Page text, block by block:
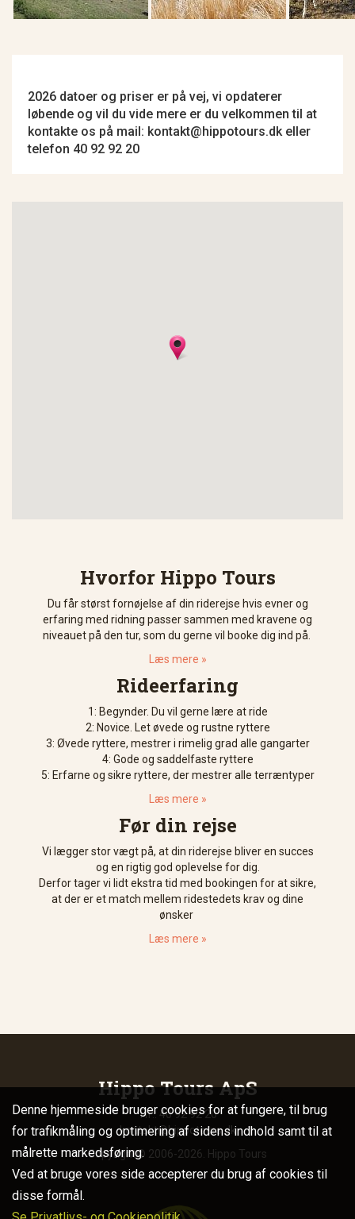
2026 datoer og priser er på vej, vi opdaterer
løbende og vil du vide mere er du velkommen til at
kontakte os på mail: kontakt@hippotours.dk eller
telefon 40 92 92 20
Hvorfor Hippo Tours
Du får størst fornøjelse af din riderejse hvis evner og
erfaring med ridning passer sammen med kravene og
niveauet på den tur, som du gerne vil booke dig ind på.
Læs mere »
Rideerfaring
1: Begynder. Du vil gerne lære at ride
2: Novice. Let øvede og rustne ryttere
3: Øvede ryttere, mestrer i rimelig grad alle gangarter
4: Gode og saddelfaste ryttere
5: Erfarne og sikre ryttere, der mestrer alle terræntyper
Læs mere »
Før din rejse
Vi lægger stor vægt på, at din riderejse bliver en succes
og en rigtig god oplevelse for dig.
Derfor tager vi lidt ekstra tid med bookingen for at sikre,
at der er et match mellem ridestedets krav og dine
ønsker
Læs mere »
Hippo Tours ApS
Tlf.: 40 92 92 20
kontakt@hippotours.dk
Copyright© 2006-2026. Hippo Tours
Denne hjemmeside bruger cookies for at fungere, til brug
for trafikmåling og optimering af sidens indhold samt til at
målrette markedsføring.
Ved at bruge vores side accepterer du brug af cookies til
disse formål.